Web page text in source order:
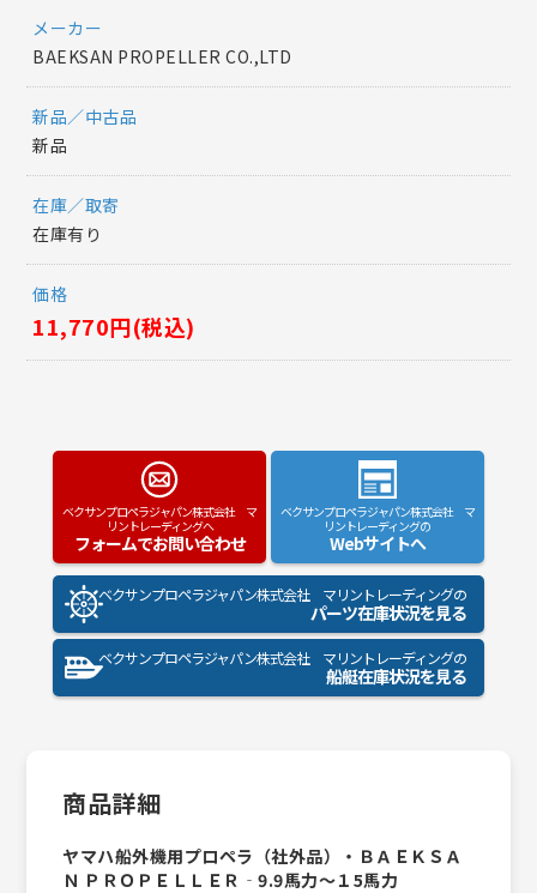
メーカー
BAEKSAN PROPELLER CO.,LTD
新品／中古品
新品
在庫／取寄
在庫有り
価格
11,770円(税込)
ベクサンプロペラジャパン株式会社 マ
リントレーディングへ
フォームでお問い合わせ
ベクサンプロペラジャパン株式会社 マ
リントレーディングの
Webサイトへ
ベクサンプロペラジャパン株式会社 マリントレーディングの
パーツ在庫状況を見る
ベクサンプロペラジャパン株式会社 マリントレーディングの
船艇在庫状況を見る
商品詳細
ヤマハ船外機用プロペラ（社外品）・ＢＡＥＫＳＡ
Ｎ ＰＲＯＰＥＬＬＥＲ‐9.9馬力～１5馬力